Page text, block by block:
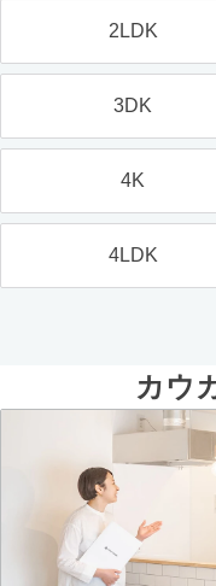
2LDK
3DK
4K
4LDK
カウ